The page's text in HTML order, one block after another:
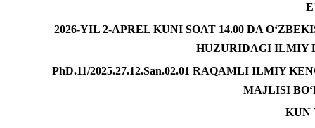
2026-YIL 2-APRELKUNI SOAT 14.00 DA
HUZURIDAGI ILMIY
PhD.11/2025.27.12.San.02.01 RAQAMLI ILMIY
MAJLISI
KUN